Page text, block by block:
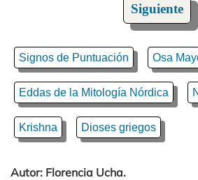
Siguiente
Signos de Puntuación Osa
Eddas de la Mitología Nórdica
Krishna Dioses griegos
Autor: Florencia Ucha.